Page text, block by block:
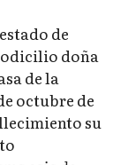
de
doña
de la
octubre de
su